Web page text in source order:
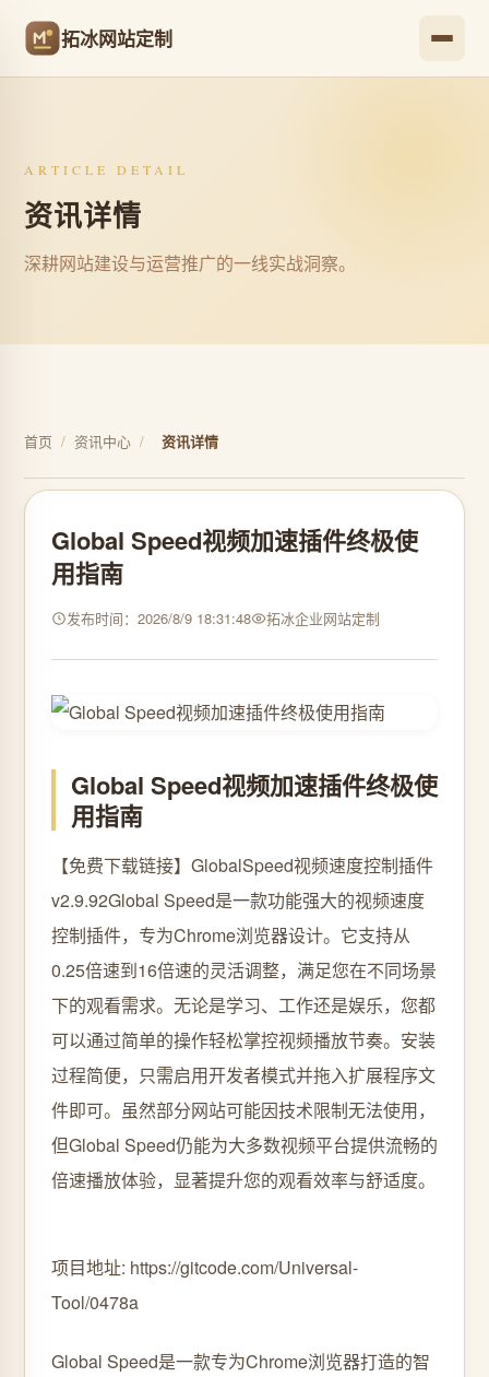
拓冰网站定制
ARTICLE DETAIL
资讯详情
深耕网站建设与运营推广的一线实战洞察。
首页 / 资讯中心 / 资讯详情
Global Speed视频加速插件终极使
用指南
发布时间：2026/8/9 18:31:48 拓冰企业网站定制
Global Speed视频加速插件终极使
用指南
【免费下载链接】GlobalSpeed视频速度控制插件
v2.9.92Global Speed是一款功能强大的视频速度
控制插件，专为Chrome浏览器设计。它支持从
0.25倍速到16倍速的灵活调整，满足您在不同场景
下的观看需求。无论是学习、工作还是娱乐，您都
可以通过简单的操作轻松掌控视频播放节奏。安装
过程简便，只需启用开发者模式并拖入扩展程序文
件即可。虽然部分网站可能因技术限制无法使用，
但Global Speed仍能为大多数视频平台提供流畅的
倍速播放体验，显著提升您的观看效率与舒适度。
项目地址: https://gitcode.com/Universal-
Tool/0478a
Global Speed是一款专为Chrome浏览器打造的智